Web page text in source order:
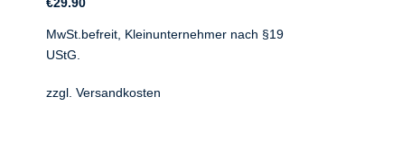
MwSt.befreit, Kleinunternehmer nach §19
UStG.
zzgl. Versandkosten